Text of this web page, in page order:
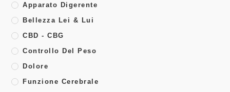
Apparato Digerente
Bellezza Lei & Lui
CBD - CBG
Controllo Del Peso
Dolore
Funzione Cerebrale